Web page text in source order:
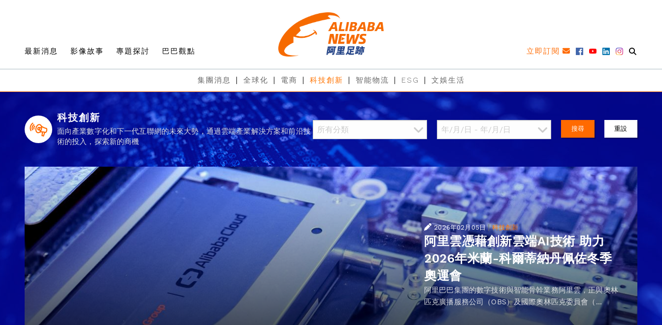
最新消息 影像故事 專題探討 巴巴觀點 立即訂閱
集團消息 全球化 電商 科技創新 智能物流 ESG 文娛生活
科技創新
面向產業數字化和下一代互聯網的未來大勢，通過雲端產業解決方案和前沿技
術的投入，探索新的商機
搜尋 重設
2026年02月05日 |科技創新
阿里雲憑藉創新雲端AI技術 助力
2026年米蘭-科爾蒂納丹佩佐冬季
奧運會
阿里巴巴集團的數字技術與智能骨幹業務阿里雲，正與奧林
匹克廣播服務公司（OBS）及國際奧林匹克委員會（...